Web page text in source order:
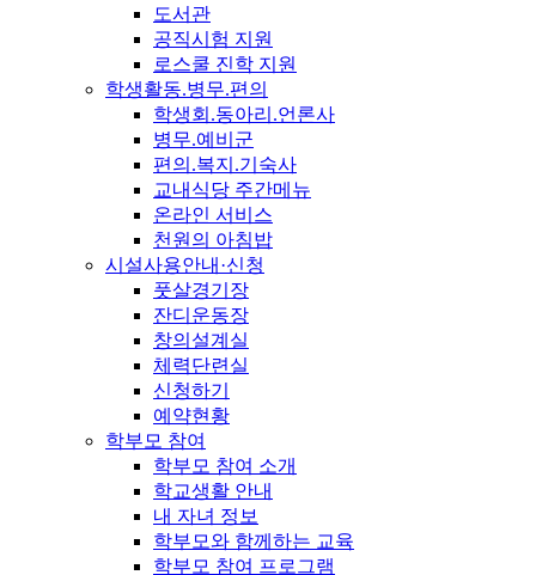
도서관
공직시험 지원
로스쿨 진학 지원
학생활동.병무.편의
학생회.동아리.언론사
병무.예비군
편의.복지.기숙사
교내식당 주간메뉴
온라인 서비스
천원의 아침밥
시설사용안내·신청
풋살경기장
잔디운동장
창의설계실
체력단련실
신청하기
예약현황
학부모 참여
학부모 참여 소개
학교생활 안내
내 자녀 정보
학부모와 함께하는 교육
학부모 참여 프로그램